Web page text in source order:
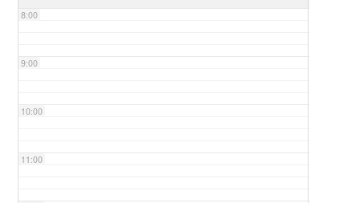
8:00
9:00
10:00
11:00